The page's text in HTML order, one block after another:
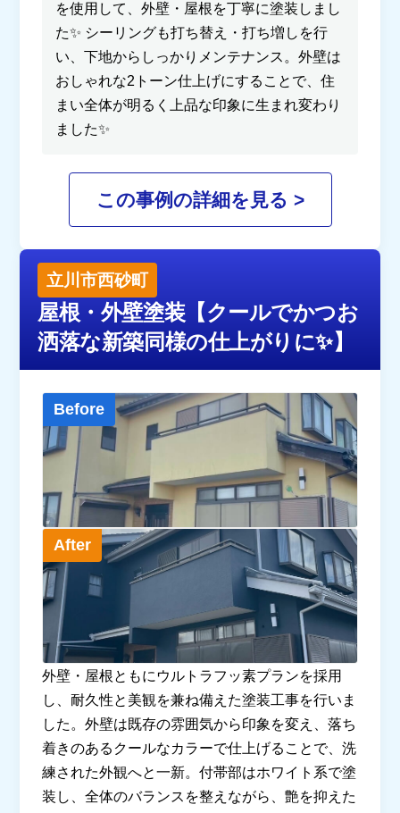
を使用して、外壁・屋根を丁寧に塗装しまし
た✨ シーリングも打ち替え・打ち増しを行
い、下地からしっかりメンテナンス。外壁は
おしゃれな2トーン仕上げにすることで、住
まい全体が明るく上品な印象に生まれ変わり
ました✨
この事例の詳細を見る >
立川市西砂町
屋根・外壁塗装【クールでかつお
洒落な新築同様の仕上がりに✨】
Before
After
外壁・屋根ともにウルトラフッ素プランを採用
し、耐久性と美観を兼ね備えた塗装工事を行いま
した。外壁は既存の雰囲気から印象を変え、落ち
着きのあるクールなカラーで仕上げることで、洗
練された外観へと一新。付帯部はホワイト系で塗
装し、全体のバランスを整えながら、艶を抑えた